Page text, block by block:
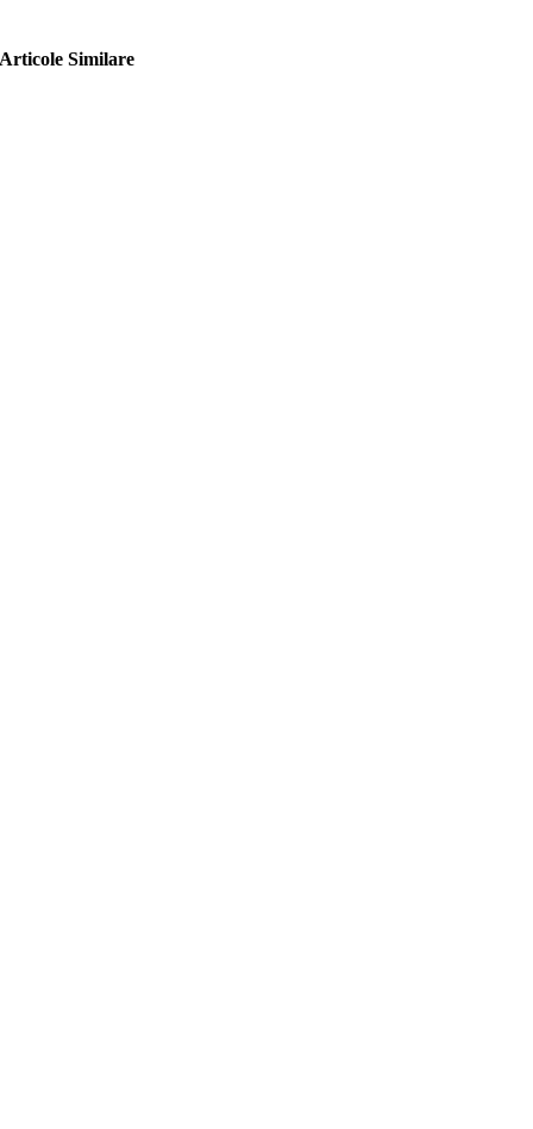
Articole Similare